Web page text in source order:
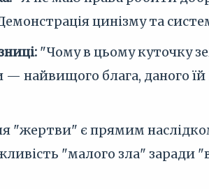
цинізму та
"Чому в цьому куточку
найвищого блага, даного їй
"жертви" є прямим
"малого зла" заради